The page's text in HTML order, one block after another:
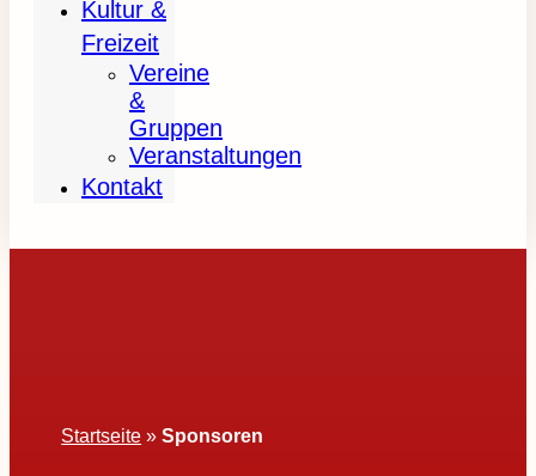
Kultur &
Freizeit
Vereine
&
Gruppen
Veranstaltungen
Kontakt
Startseite »Sponsoren